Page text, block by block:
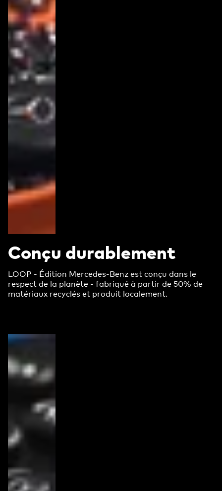
Conçu durablement
LOOP - Édition Mercedes-Benz est conçu dans le
respect de la planète - fabriqué à partir de 50% de
matériaux recyclés et produit localement.